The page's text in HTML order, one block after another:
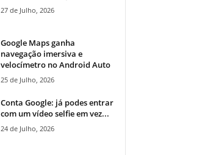
27 de Julho, 2026
Google Maps ganha
navegação imersiva e
velocímetro no Android Auto
25 de Julho, 2026
Conta Google: já podes entrar
com um vídeo selfie em vez...
24 de Julho, 2026